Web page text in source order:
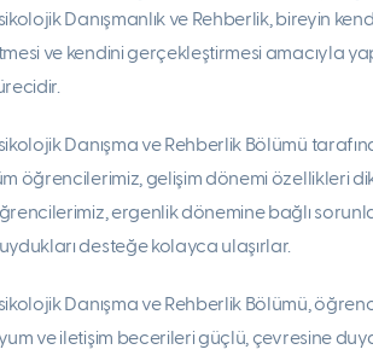
Danışmanlık ve Rehberlik, bireyin
ve kendini gerçekleştirmesi amacıyla
Danışma ve Rehberlik Bölümü
öğrencilerimiz, gelişim dönemi özellikleri
ergenlik dönemine bağlı
desteğe kolayca ulaşırlar.
Danışma ve Rehberlik Bölümü,
ve iletişim becerileri güçlü, çevresine